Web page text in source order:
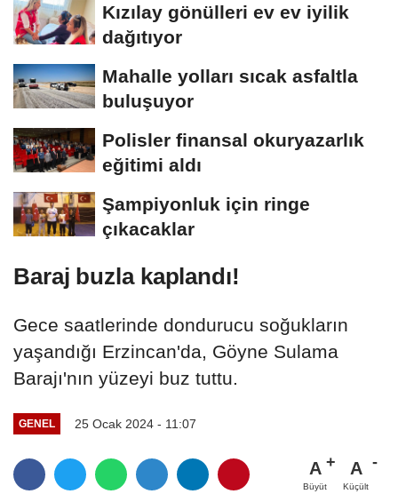
Kızılay gönülleri ev ev iyilik
dağıtıyor
Mahalle yolları sıcak asfaltla
buluşuyor
Polisler finansal okuryazarlık
eğitimi aldı
Şampiyonluk için ringe
çıkacaklar
Baraj buzla kaplandı!
Gece saatlerinde dondurucu soğukların
yaşandığı Erzincan'da, Göyne Sulama
Barajı'nın yüzeyi buz tuttu.
GENEL 25 Ocak 2024 - 11:07
A
Büyüt
A
Küçült